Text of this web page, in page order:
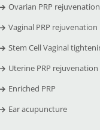
Ovarian PRP rejuvenation
Vaginal PRP rejuvenation
Stem Cell Vaginal
Uterine PRP rejuvenation
Enriched PRP
Ear acupuncture